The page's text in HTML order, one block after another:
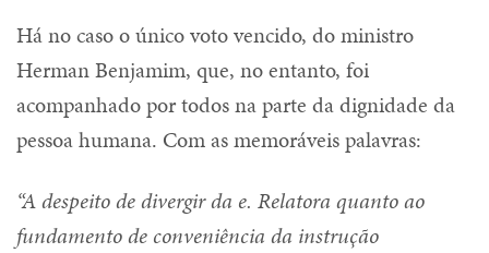
Há no caso o único voto vencido, do ministro
Herman Benjamim, que, no entanto, foi
acompanhado por todos na parte da dignidade da
pessoa humana. Com as memoráveis palavras:
“A despeito de divergir da e. Relatora quanto ao
fundamento de conveniência da instrução